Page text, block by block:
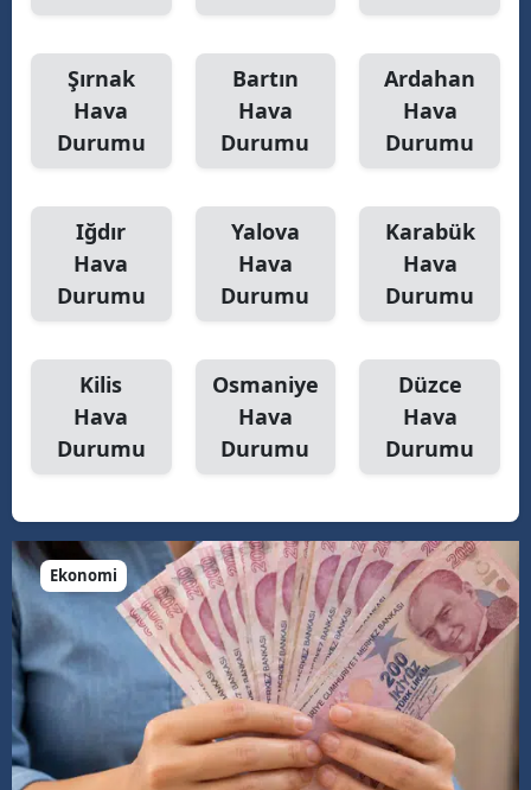
Şırnak
Hava
Durumu
Bartın
Hava
Durumu
Ardahan
Hava
Durumu
Iğdır
Hava
Durumu
Yalova
Hava
Durumu
Karabük
Hava
Durumu
Kilis
Hava
Durumu
Osmaniye
Hava
Durumu
Düzce
Hava
Durumu
Ekonomi